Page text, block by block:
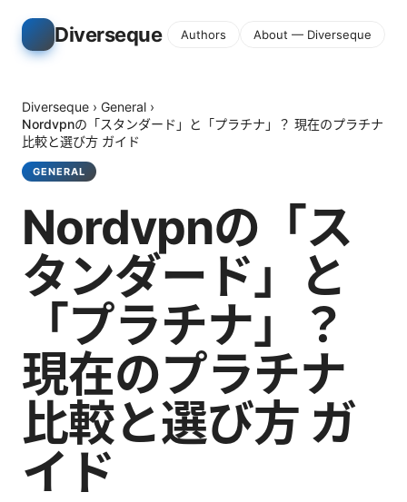
Diverseque Authors About — Diverseque
Diverseque › General ›
Nordvpnの「スタンダード」と「プラチナ」？ 現在のプラチナ
比較と選び方 ガイド
GENERAL
Nordvpnの「ス
タンダード」と
「プラチナ」？
現在のプラチナ
比較と選び方 ガ
イド